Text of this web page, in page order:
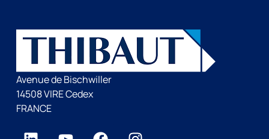
Avenue de Bischwiller
14508 VIRE Cedex
FRANCE